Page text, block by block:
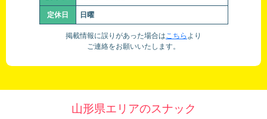
定休日 日曜
掲載情報に誤りがあった場合はこちら より
ご連絡をお願いいたします。
山形県エリアのスナック